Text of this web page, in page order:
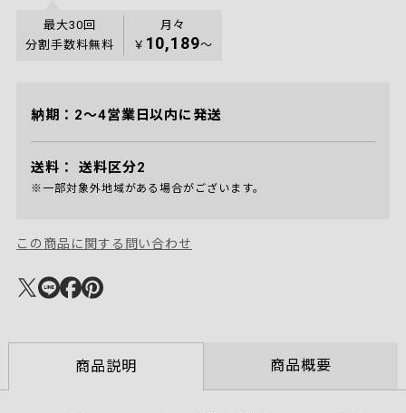
最大30回
分割手数料無料
月々
￥ 10,189〜
納期：2～4営業日以内に発送
送料： 送料区分2
※一部対象外地域がある場合がございます。
この商品に関する問い合わせ
商品説明 商品概要